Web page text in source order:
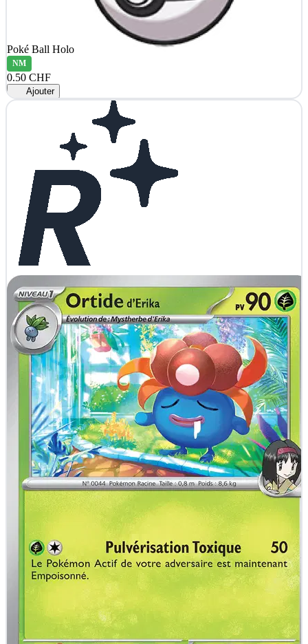
Poké Ball Holo
NM
0.50 CHF
Ajouter